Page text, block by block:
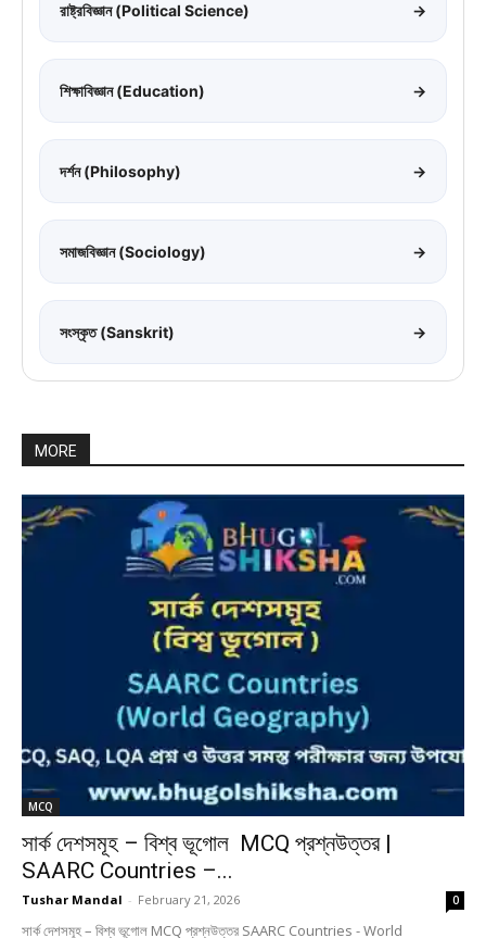
রাষ্ট্রবিজ্ঞান (Political Science) →
শিক্ষাবিজ্ঞান (Education) →
দর্শন (Philosophy) →
সমাজবিজ্ঞান (Sociology) →
সংস্কৃত (Sanskrit) →
MORE
MCQ
সার্ক দেশসমূহ – বিশ্ব ভূগোল MCQ প্রশ্নউত্তর |
SAARC Countries –...
Tushar Mandal - February 21, 2026 0
সার্ক দেশসমূহ – বিশ্ব ভূগোল MCQ প্রশ্নউত্তর SAARC Countries - World